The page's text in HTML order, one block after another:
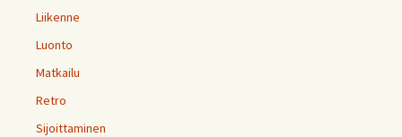
Liikenne
Luonto
Matkailu
Retro
Sijoittaminen